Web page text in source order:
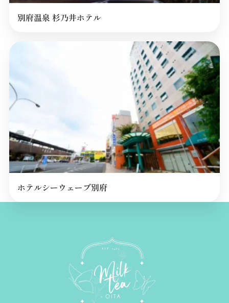
別府温泉 杉乃井ホテル
ホテルシーウェーブ別府